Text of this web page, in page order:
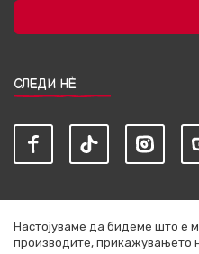
СЛЕДИ НЀ
Настојуваме да бидеме што е
производите, прикажувањето